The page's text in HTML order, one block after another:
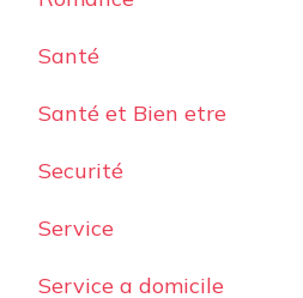
Santé
Santé et Bien etre
Securité
Service
Service a domicile